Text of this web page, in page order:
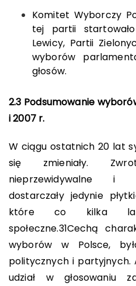
Komitet Wyborczy
tej partii
Lewicy, Partii
wyborów
głosów.
2.3 Podsumowanie
i 2007 r.
W ciągu ostatnich 20 lat
się zmieniały.
nieprzewidywalne i
dostarczały jedynie
które co kilka lat
społeczne.31Cechą
wyborów w Polsce,
politycznych i partyjnych.
udział w głosowaniu